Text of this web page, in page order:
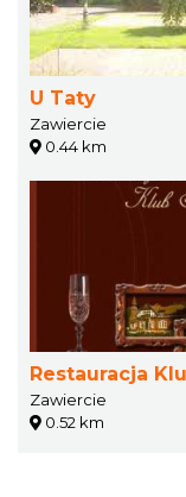
U Taty
Zawiercie
0.44 km
Restauracja
Zawiercie
0.52 km